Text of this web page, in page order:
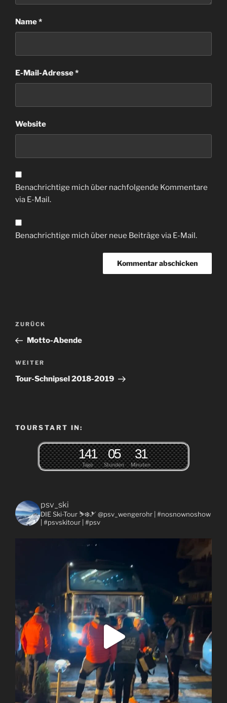
Name*
E-Mail-Adresse*
Website
Benachrichtige mich über nachfolgende Kommentare
via E-Mail.
Benachrichtige mich über neue Beiträge via E-Mail.
Beitragsnavigation
Vorheriger
Beitrag
ZURÜCK
Motto-Abende
Nächster
Beitrag
WEITER
Tour-Schnipsel 2018-2019
TOURSTART IN:
Tage
141
Stunden
05
Minuten
31
psv_ski
DIE Ski-Tour ⛷❄️🎿 @psv_wengerohr | #nosnownoshow
| #psvskitour | #psv